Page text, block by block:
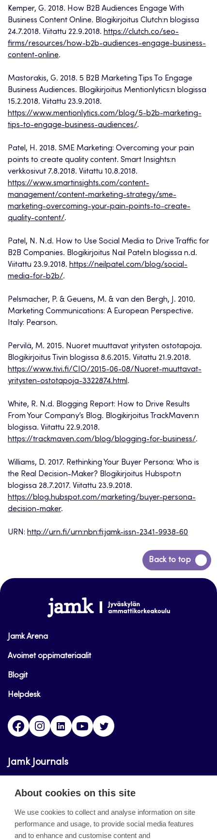
Kemper, G. 2018. How B2B Audiences Engage With
Business Content Online. Blogikirjoitus Clutch:n blogissa
24.7.2018. Viitattu 22.9.2018. https://clutch.co/seo-
firms/resources/how-b2b-audiences-engage-business-
content-online.
Mastorakis, G. 2018. 5 B2B Marketing Tips To Engage
Business Audiences. Blogikirjoitus Mentionlytics:n blogissa
15.2.2018. Viitattu 23.9.2018.
https://www.mentionlytics.com/blog/5-b2b-marketing-
tips-to-engage-business-audiences/.
Patel, H. 2018. SME Marketing: Overcoming your pain
points to create quality content. Smart Insights:n
verkkosivut 7.8.2018. Viitattu 10.8.2018.
https://www.smartinsights.com/content-
management/content-marketing-strategy/sme-
marketing-overcoming-your-pain-points-to-create-
quality-content/.
Patel, N. N.d. How to Use Social Media to Drive Traffic for
B2B Companies. Blogikirjoitus Nail Patel:n blogissa n.d.
Viitattu 23.9.2018. https://neilpatel.com/blog/social-
media-for-b2b/.
Pelsmacher, P. & Geuens, M. & van den Bergh, J. 2010.
Marketing Communications: A European Perspective.
Italy: Pearson.
Pervilä, M. 2015. Nuoret muuttavat yritysten ostotapoja.
Blogikirjoitus Tivin blogissa 8.6.2015. Viitattu 21.9.2018.
https://www.tivi.fi/CIO/2015-06-08/Nuoret-muuttavat-
yritysten-ostotapoja-3322874.html.
White, R. N.d. Blogging Report: How to Drive Results
From Your Company’s Blog. Blogikirjoitus TrackMaven:n
blogissa. Viitattu 22.9.2018.
https://trackmaven.com/blog/blogging-for-business/.
Williams, D. 2017. Rethinking Your Buyer Persona: Who is
the Real Decision-Maker? Blogikirjoitus Hubspot:n
blogissa 28.7.2017. Viitattu 23.9.2018.
https://blog.hubspot.com/marketing/buyer-persona-
decision-maker.
URN: http://urn.fi/urn:nbn:fi:jamk-issn-2341-9938-60
Back to top
Back
to
www.jamk.fi
Jamk Arena
Avoimet oppimateriaalit
Blogit
Helpdesk
FacebookInstagram
LinkedInYoutube
Jamk Journals
Jamk Journals support teaching and research,
About the site
About cookies on this site
We use cookies to collect and analyse information on site
performance and usage, to provide social media features
and to enhance and customise content and